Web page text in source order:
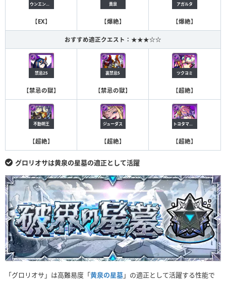
ウンエントリヒ
【EX】
黄泉
【爆絶】
アガルタ
【爆絶】
おすすめ適正クエスト：★★★☆☆
禁忌25
【禁忌の獄】
裏禁忌5
【禁忌の獄】
ツクヨミ
【超絶】
不動明王
【超絶】
ジューダス
【超絶】
トヨタマヒメ
【超絶】
グロリオサは黄泉の星墓の適正として活躍
「グロリオサ」は高難易度「黄泉の星墓」の適正として活躍する性能で